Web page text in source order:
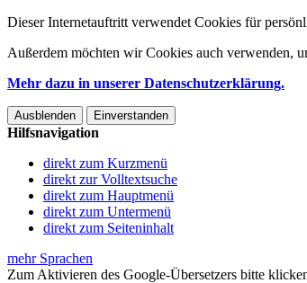
Dieser Internetauftritt verwendet Cookies für
Außerdem möchten wir Cookies auch verwenden,
Mehr dazu in unserer Datenschutzerklärung.
Ausblenden Einverstanden
Hilfsnavigation
direkt zum Kurzmenü
direkt zur Volltextsuche
direkt zum Hauptmenü
direkt zum Untermenü
direkt zum Seiteninhalt
mehr Sprachen
Zum Aktivieren des Google-Übersetzers bitte